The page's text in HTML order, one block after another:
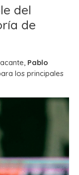
del
de
Pablo
los principales